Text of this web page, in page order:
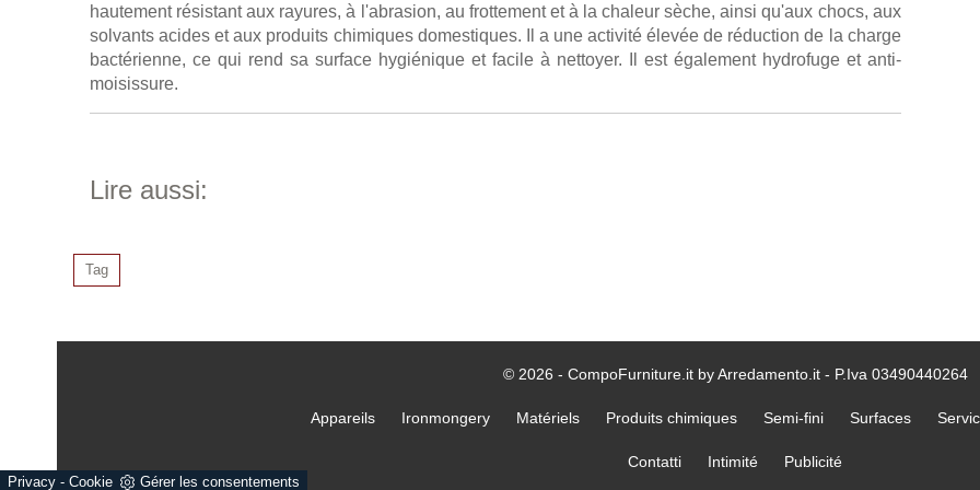
Privacy - Cookie Gérer les consentements
hautement résistant aux rayures, à l'abrasion, au frottement et à la chaleur sèche, ainsi qu'aux chocs, aux
solvants acides et aux produits chimiques domestiques. Il a une activité élevée de réduction de la charge
bactérienne, ce qui rend sa surface hygiénique et facile à nettoyer. Il est également hydrofuge et anti-
moisissure.
Lire aussi:
Tag
© 2026 - CompoFurniture.it by Arredamento.it - P.Iva 03490440264
Appareils Ironmongery Matériels Produits chimiques Semi-fini Surfaces
Contatti Intimité Publicité